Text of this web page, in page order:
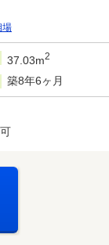
場
37.03m2
築8年6ヶ月